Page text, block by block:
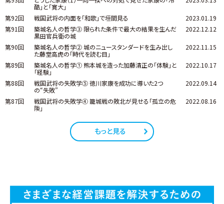
酷」と「寛大」
第92回 戦国武将の内面を「和歌」で垣間見る
2023.01.19
第91回
築城名人の哲学③ 限られた条件で最大の結果を生んだ
黒田官兵衛の城
2022.12.12
第90回
築城名人の哲学② 城のニュースタンダードを生み出し
た藤堂高虎の「時代を読む目」
2022.11.15
第89回
築城名人の哲学① 熊本城を造った加藤清正の「体験」と
「経験」
2022.10.17
第88回
戦国武将の失敗学⑤ 徳川家康を成功に導いた2つ
の“失敗”
2022.09.14
第87回
戦国武将の失敗学④ 籠城戦の敗北が見せる「孤立の危
険」
2022.08.16
もっと見る